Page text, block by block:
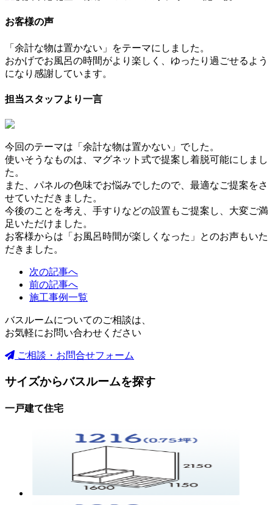
お客様の声
「余計な物は置かない」をテーマにしました。
おかげでお風呂の時間がより楽しく、ゆったり過ごせるよう
になり感謝しています。
担当スタッフより一言
今回のテーマは「余計な物は置かない」でした。
使いそうなものは、マグネット式で提案し着脱可能にしまし
た。
また、パネルの色味でお悩みでしたので、最適なご提案をさ
せていただきました。
今後のことを考え、手すりなどの設置もご提案し、大変ご満
足いただけました。
お客様からは「お風呂時間が楽しくなった」とのお声もいた
だきました。
次の記事へ
前の記事へ
施工事例一覧
バスルームについてのご相談は、
お気軽にお問い合わせください
ご相談・お問合せフォーム
サイズからバスルームを探す
一戸建て住宅